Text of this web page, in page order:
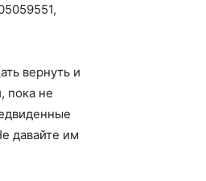
вернуть и
пока не
давайте им